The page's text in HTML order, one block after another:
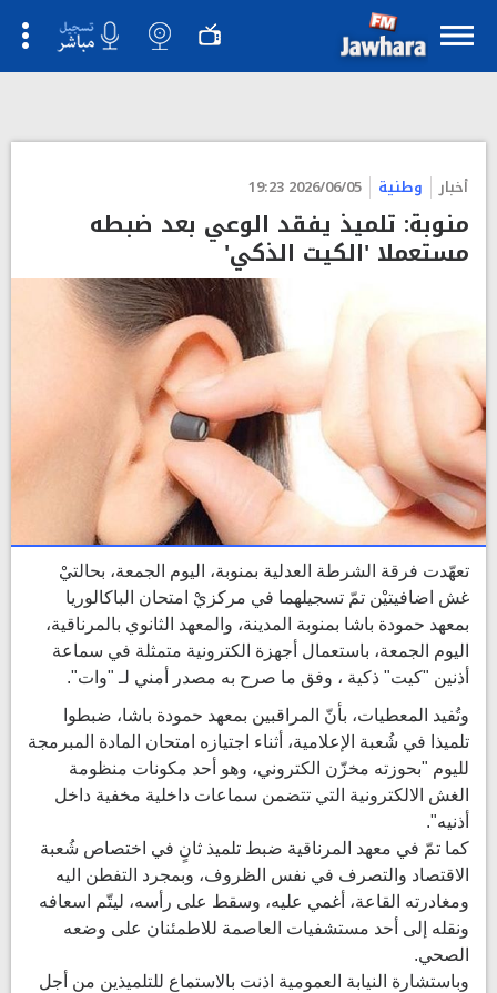
أخبار وطنية 2026/06/05 19:23
منوبة: تلميذ يفقد الوعي بعد ضبطه
مستعملا 'الكيت الذكي'
تعهّدت فرقة الشرطة العدلية بمنوبة، اليوم الجمعة، بحالتيْ
غش اضافيتيْن تمّ تسجيلهما في مركزيْ امتحان الباكالوريا
بمعهد حمودة باشا بمنوبة المدينة، والمعهد الثانوي بالمرناقية،
اليوم الجمعة، باستعمال أجهزة الكترونية متمثلة في سماعة
أذنين "كيت" ذكية ، وفق ما صرح به مصدر أمني لـ "وات".
وتُفيد المعطيات، بأنّ المراقبين بمعهد حمودة باشا، ضبطوا
تلميذا في شُعبة الإعلامية، أثناء اجتيازه امتحان المادة المبرمجة
لليوم "بحوزته مخزّن الكتروني، وهو أحد مكونات منظومة
الغش الالكترونية التي تتضمن سماعات داخلية مخفية داخل
أذنيه".
كما تمّ في معهد المرناقية ضبط تلميذ ثانٍ في اختصاص شُعبة
الاقتصاد والتصرف في نفس الظروف، وبمجرد التفطن اليه
ومغادرته القاعة، أغمي عليه، وسقط على رأسه، ليتّم اسعافه
ونقله إلى أحد مستشفيات العاصمة للاطمئنان على وضعه
الصحي.
وباستشارة النيابة العمومية اذنت بالاستماع للتلميذين من أجل